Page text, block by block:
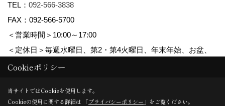
TEL： 092-566-3838
FAX：092-566-5700
＜営業時間＞10:00～17:00
＜定休日＞毎週水曜日、第2・第4火曜日、年末年始、お盆、
ゴールデンウィーク、夏季休暇
Copyright (c) TAKANO CONSTRUCTION CO.,LTD. All Rights Reserved.
Cookieポリシー
当サイトではCookieを使用します。
Cookieの使用に関する詳細は 「プライバシーポリシー 」をご覧ください。